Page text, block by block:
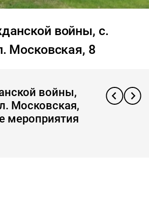
войны, с.
Московская, 8
войны,
Московская,
мероприятия